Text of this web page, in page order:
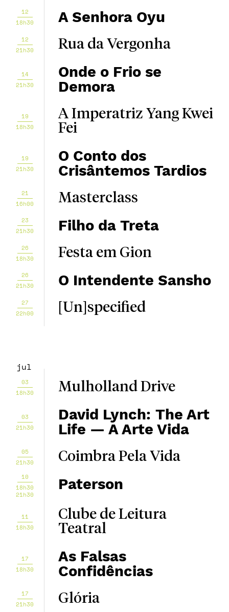
12
18h30
A Senhora Oyu
12
21h30
Rua da Vergonha
14
21h30
Onde o Frio se
Demora
19
18h30
A Imperatriz Yang Kwei
Fei
19
21h30
O Conto dos
Crisântemos Tardios
21
16h00
Masterclass
23
21h30
Filho da Treta
26
18h30
Festa em Gion
26
21h30
O Intendente Sansho
27
22h00
[Un]specified
jul
03
18h30
Mulholland Drive
03
21h30
David Lynch: The Art
Life — A Arte Vida
05
21h30
Coimbra Pela Vida
10
18h30
21h30
Paterson
11
18h30
Clube de Leitura
Teatral
17
18h30
As Falsas
Confidências
17
21h30
Glória